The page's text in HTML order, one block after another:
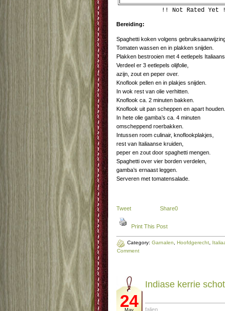
!! Not Rated Yet
Bereiding:
Spaghetti koken volgens
Tomaten wassen en in plakken snijden.
Plakken bestrooien met 4 eetlepels
Verdeel er 3 eetlepels olijfolie,
azijn, zout en peper over.
Knoflook pellen en in plakjes snijden.
In wok rest van olie verhitten.
Knoflook ca. 2 minuten bakken.
Knoflook uit pan scheppen en apart houden.
In hete olie gamba’s ca. 4 minuten
omscheppend roerbakken.
Intussen room culinair, knoflookplakjes,
rest van Italiaanse kruiden,
peper en zout door spaghetti mengen.
Spaghetti over vier borden verdelen,
gamba’s ernaast leggen.
Serveren met tomatensalade.
Tweet Share0
Print This Post
Category: Garnalen Hoofdgerecht
Comment
24
May
In­di­a­se ker­rie­
falien